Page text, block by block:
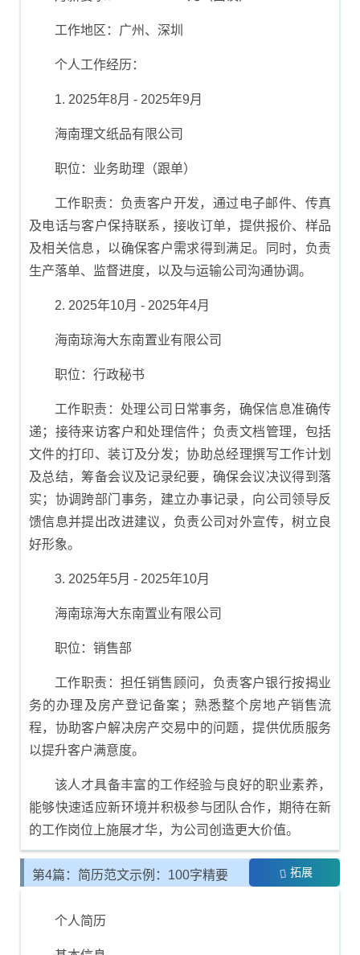
工作地区：广州、深圳
个人工作经历：
1. 2025年8月 - 2025年9月
海南理文纸品有限公司
职位：业务助理（跟单）
工作职责：负责客户开发，通过电子邮件、传真
及电话与客户保持联系，接收订单，提供报价、样品
及相关信息，以确保客户需求得到满足。同时，负责
生产落单、监督进度，以及与运输公司沟通协调。
2. 2025年10月 - 2025年4月
海南琼海大东南置业有限公司
职位：行政秘书
工作职责：处理公司日常事务，确保信息准确传
递；接待来访客户和处理信件；负责文档管理，包括
文件的打印、装订及分发；协助总经理撰写工作计划
及总结，筹备会议及记录纪要，确保会议决议得到落
实；协调跨部门事务，建立办事记录，向公司领导反
馈信息并提出改进建议，负责公司对外宣传，树立良
好形象。
3. 2025年5月 - 2025年10月
海南琼海大东南置业有限公司
职位：销售部
工作职责：担任销售顾问，负责客户银行按揭业
务的办理及房产登记备案；熟悉整个房地产销售流
程，协助客户解决房产交易中的问题，提供优质服务
以提升客户满意度。
该人才具备丰富的工作经验与良好的职业素养，
能够快速适应新环境并积极参与团队合作，期待在新
的工作岗位上施展才华，为公司创造更大价值。
第4篇：简历范文示例：100字精要 拓展
个人简历